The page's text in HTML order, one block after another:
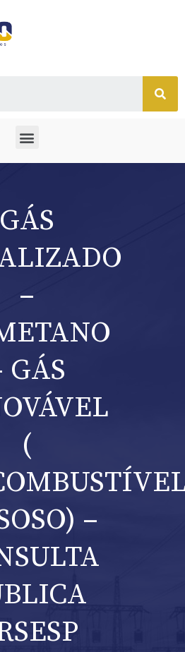
GÁS
–
GÁS
(
–